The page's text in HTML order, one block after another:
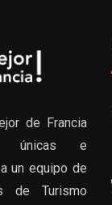
de Francia
únicas e
un equipo de
de Turismo